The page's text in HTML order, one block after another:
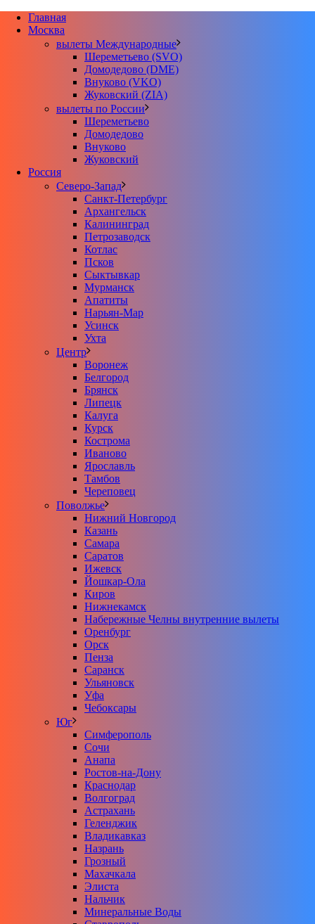
Главная
Москва
вылеты Международные
Шереметьево (SVO)
Домодедово (DME)
Внуково (VKO)
Жуковский (ZIA)
вылеты по России
Шереметьево
Домодедово
Внуково
Жуковский
Россия
Северо-Запад
Санкт-Петербург
Архангельск
Калининград
Петрозаводск
Котлас
Псков
Сыктывкар
Мурманск
Апатиты
Нарьян-Мар
Усинск
Ухта
Центр
Воронеж
Белгород
Брянск
Липецк
Калуга
Курск
Кострома
Иваново
Ярославль
Тамбов
Череповец
Поволжье
Нижний Новгород
Казань
Самара
Саратов
Ижевск
Йошкар-Ола
Киров
Нижнекамск
Набережные Челны внутренние вылеты
Оренбург
Орск
Пенза
Саранск
Ульяновск
Уфа
Чебоксары
Юг
Симферополь
Сочи
Анапа
Ростов-на-Дону
Краснодар
Волгоград
Астрахань
Геленджик
Владикавказ
Назрань
Грозный
Махачкала
Элиста
Нальчик
Минеральные Воды